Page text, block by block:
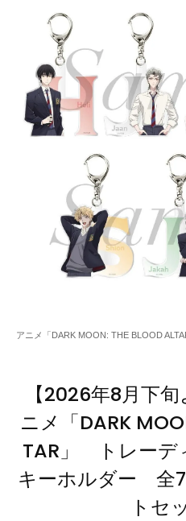
アニメ「DARK MOON: THE BLOOD
【2026年8月下
ニメ「DARK
TAR」 トレーデ
キーホルダー 全
トセ